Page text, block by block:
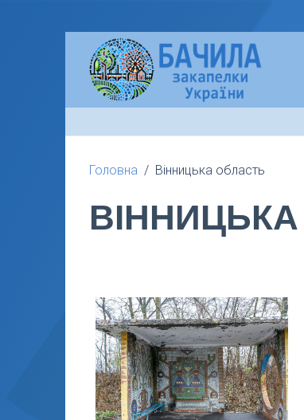
Головна Вінницька область